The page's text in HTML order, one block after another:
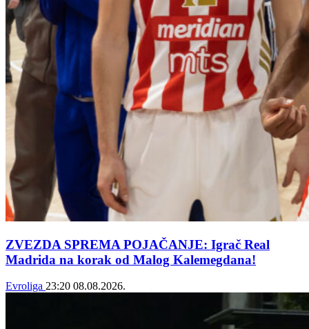
ZVEZDA SPREMA POJAČANJE: Igrač Real
Madrida na korak od Malog Kalemegdana!
Evroliga 23:20 08.08.2026.